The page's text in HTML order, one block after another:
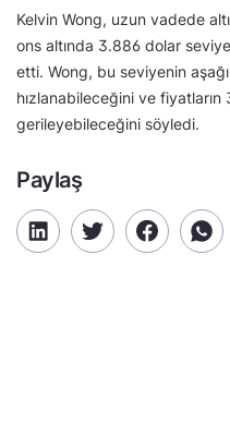
Kelvin Wong, uzun vadede
ons altında 3.886 dolar
etti. Wong, bu seviyenin aşağı
hızlanabileceğini ve
gerileyebileceğini söyledi.
Paylaş